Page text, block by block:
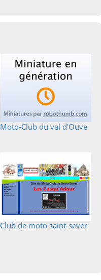
Moto-Club du val d'Ouve
Club de moto saint-sever